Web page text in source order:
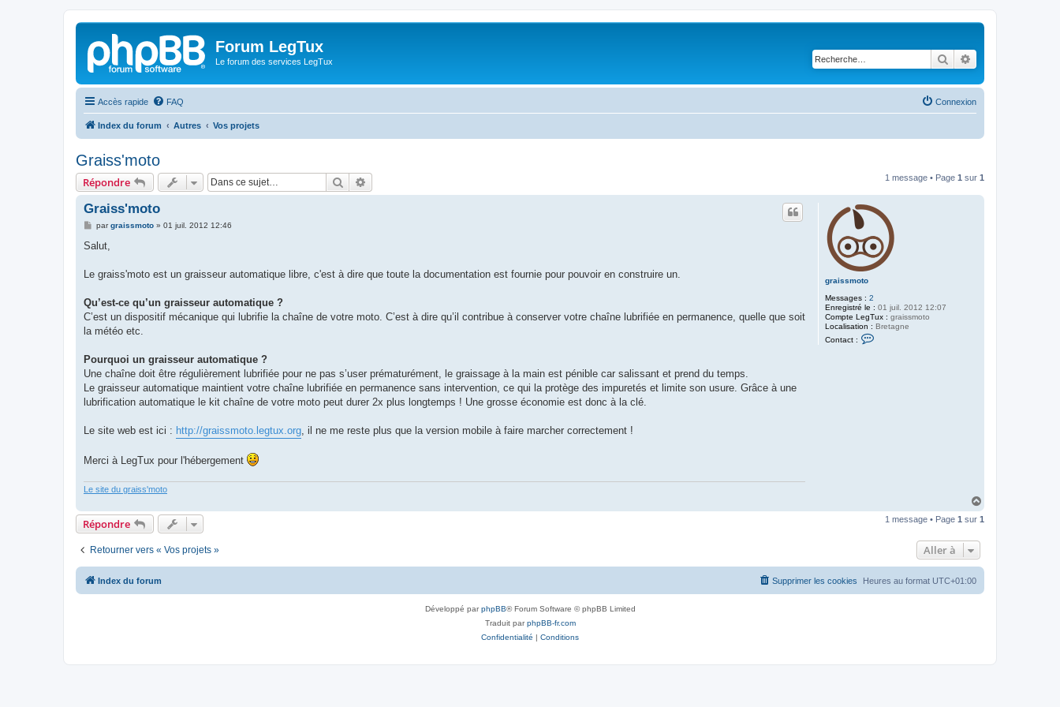
Forum LegTux
Le forum des services LegTux Rechercher
Accès rapide FAQ Connexion
Index du forum Autres Vos projets
Graiss'moto
Répondre Rechercher 1 message • Page 1 sur 1
graissmoto
Messages : 2
Enregistré le : 01 juil. 2012 12:07
Compte LegTux : graissmoto
Localisation : Bretagne
Contact :
Graiss'moto
M
s
g
pargraissmoto» 01 juil. 2012 12:46
Salut,
Le graiss'moto est un graisseur automatique libre, c'est à dire que toute la documentation est fournie pour pouvoir en construire un.
Qu’est-ce qu’un graisseur automatique ?
C’est un dispositif mécanique qui lubrifie la chaîne de votre moto. C’est à dire qu’il contribue à conserver votre chaîne lubrifiée en permanence, quelle que soit
la météo etc.
Pourquoi un graisseur automatique ?
Une chaîne doit être régulièrement lubrifiée pour ne pas s’user prématurément, le graissage à la main est pénible car salissant et prend du temps.
Le graisseur automatique maintient votre chaîne lubrifiée en permanence sans intervention, ce qui la protège des impuretés et limite son usure. Grâce à une
lubrification automatique le kit chaîne de votre moto peut durer 2x plus longtemps ! Une grosse économie est donc à la clé.
Le site web est ici : http://graissmoto.legtux.org , il ne me reste plus que la version mobile à faire marcher correctement !
Merci à LegTux pour l'hébergement
Le site du graiss'moto
u
Répondre 1 message • Page 1 sur 1
Retourner vers « Vos projets » Aller à
Index du forum Heures au format UTC+01:00
Supprimer les cookies
Développé parphpBB® Forum Software © phpBB Limited
Traduit parphpBB-fr.com
Confidentialité | Conditions